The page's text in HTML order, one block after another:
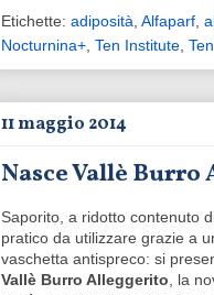
Etichette: adiposità, Alfaparf,
Nocturnina+, Ten Institute,
11 maggio 2014
Nasce Vallè
Saporito, a ridotto contenuto
pratico da utilizzare grazie a
vaschetta antispreco: si
Vallè Burro Alleggerito, la